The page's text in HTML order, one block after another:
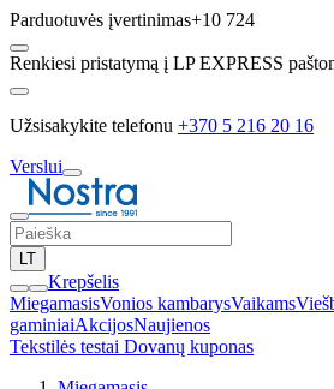
Parduotuvės įvertinimas+10 724
Renkiesi pristatymą į LP EXPRESS
Užsisakykite telefonu +370 5 216 20 16
Verslui
LT
Krepšelis
MiegamasisVonios kambarysVaikams
gaminiaiAkcijosNaujienos
Tekstilės testai Dovanų kuponas